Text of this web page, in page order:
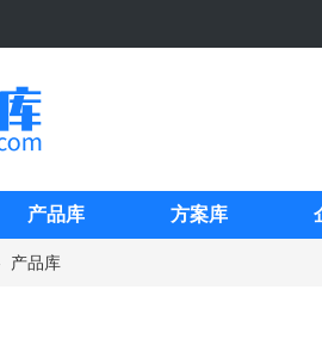
产品库 方案库
产品库